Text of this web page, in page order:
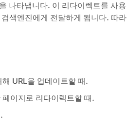
나타냅니다. 이 리다이렉트를 사용
색엔진에게 전달하게 됩니다. 따라
URL을 업데이트할 때.
이지로 리다이렉트할 때.